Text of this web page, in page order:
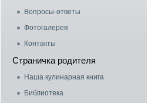
Вопросы-ответы
Фотогалерея
Контакты
Страничка родителя
Наша кулинарная книга
Библиотека